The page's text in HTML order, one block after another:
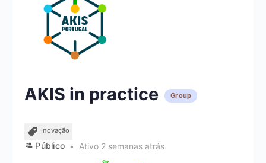
AKIS in practice Group
Inovação
Público Ativo 2 semanas atrás